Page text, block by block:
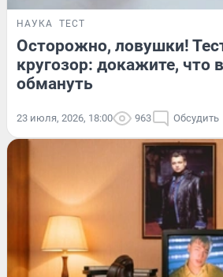
НАУКА ТЕСТ
Осторожно, ловушки!
кругозор: докажите, что
обмануть
23 июля, 2026, 18:00 963 Обсудить